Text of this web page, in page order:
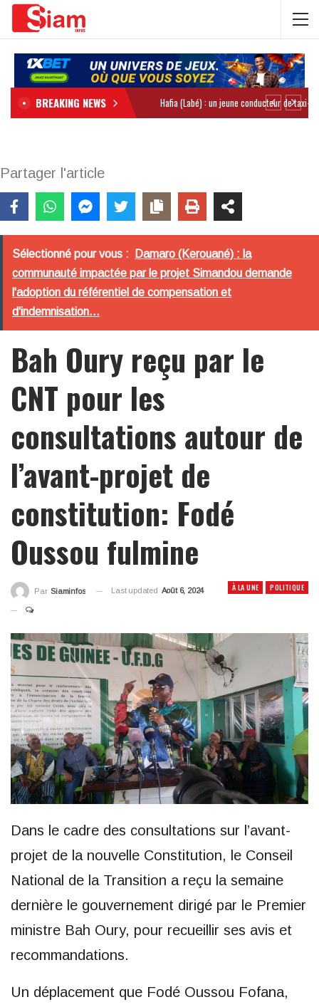
BREAKING NEWS
Partager l'article
Sélectionné pour vous :
Damaro (Kerouané) : la
communauté impactée par le projet Simandou demande
l'adoption du référentiel de compensation et
d'indemnisation...
Bah Oury reçu par le
CNT pour les
consultations autour de
l’avant-projet de
constitution: Fodé
Oussou fulmine
À LA UNE POLITIQUE
Par Siaminfos Last updated Août 6, 2024
Dans le cadre des consultations sur l’avant-
projet de la nouvelle Constitution, le Conseil
National de la Transition a reçu la semaine
dernière le gouvernement dirigé par le Premier
ministre Bah Oury, pour recueillir ses avis et
recommandations.
Un déplacement que Fodé Oussou Fofana,